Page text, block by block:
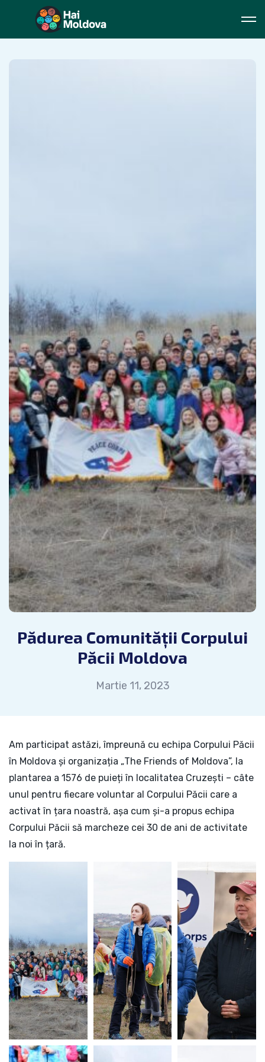
Pădurea Comunității Corpului
Păcii Moldova
Martie 11, 2023
Am participat astăzi, împreună cu echipa Corpului Păcii
în Moldova și organizația „The Friends of Moldova”, la
plantarea a 1576 de puieți în localitatea Cruzești – câte
unul pentru fiecare voluntar al Corpului Păcii care a
activat în țara noastră, așa cum și-a propus echipa
Corpului Păcii să marcheze cei 30 de ani de activitate
la noi în țară.